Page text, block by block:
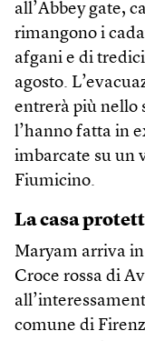
all’Abbey gate,
rimangono i
afgani e di
agosto.
entrerà più nello
l’hanno fatta in
imbarcate su un
Fiumicino.
La casa
Maryam arriva
Croce rossa di
comune di